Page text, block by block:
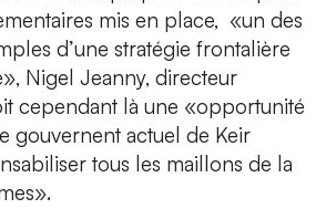
mis en place, «un des
d’une stratégie frontalière
Nigel Jeanny, directeur
cependant là une «opportunité
gouvernent actuel de Keir
tous les maillons de la